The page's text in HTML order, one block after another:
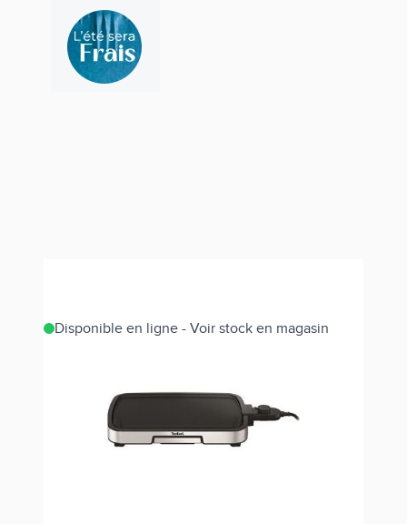
Disponible en ligne - Voir stock en magasin
Référence CB630D10